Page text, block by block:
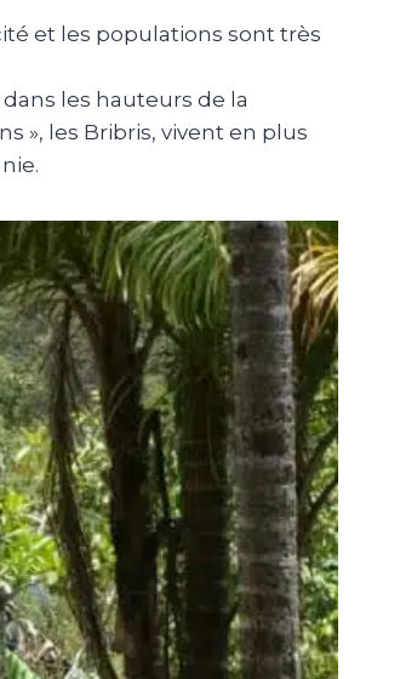
et les populations sont très
les hauteurs de la
», les Bribris, vivent en plus